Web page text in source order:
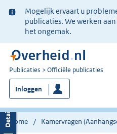
Ter
informatie:
Mogelijk ervaart u
publicaties. We werken
het ongemak.
U
bent
nu
hier:
Publicaties Officiële publicaties
Inloggen
Home Kamervragen